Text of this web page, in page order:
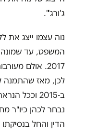
ג'ורג'".
נוה עצמו ייצג את
המשפט, עד שמונה
2017. אולם
לכן, מאז שהתמנה
נבחר לכהן כיו"ר
הדין והחל